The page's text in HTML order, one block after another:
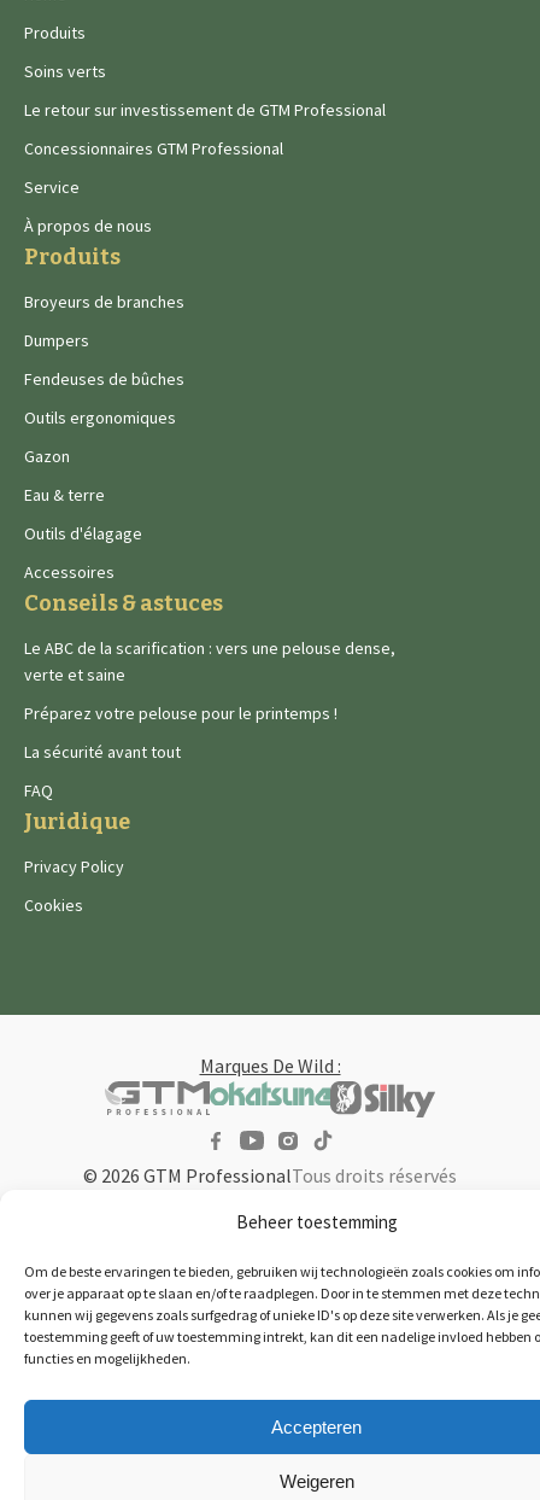
Beheer toestemming
Om de beste ervaringen te bieden, gebruiken wij technologieën zoals cookies om
over je apparaat op te slaan en/of te raadplegen. Door in te stemmen met deze
kunnen wij gegevens zoals surfgedrag of unieke ID's op deze site verwerken. Als je
toestemming geeft of uw toestemming intrekt, kan dit een nadelige invloed hebben
functies en mogelijkheden.
Accepteren
Weigeren
Produits
Soins verts
Le retour sur investissement de GTM Professional
Concessionnaires GTM Professional
Service
À propos de nous
Produits
Broyeurs de branches
Dumpers
Fendeuses de bûches
Outils ergonomiques
Gazon
Eau & terre
Outils d'élagage
Accessoires
Conseils & astuces
Le ABC de la scarification : vers une pelouse dense,
verte et saine
Préparez votre pelouse pour le printemps !
La sécurité avant tout
FAQ
Juridique
Privacy Policy
Cookies
Marques De Wild :
© 2026 GTM ProfessionalTous droits réservés